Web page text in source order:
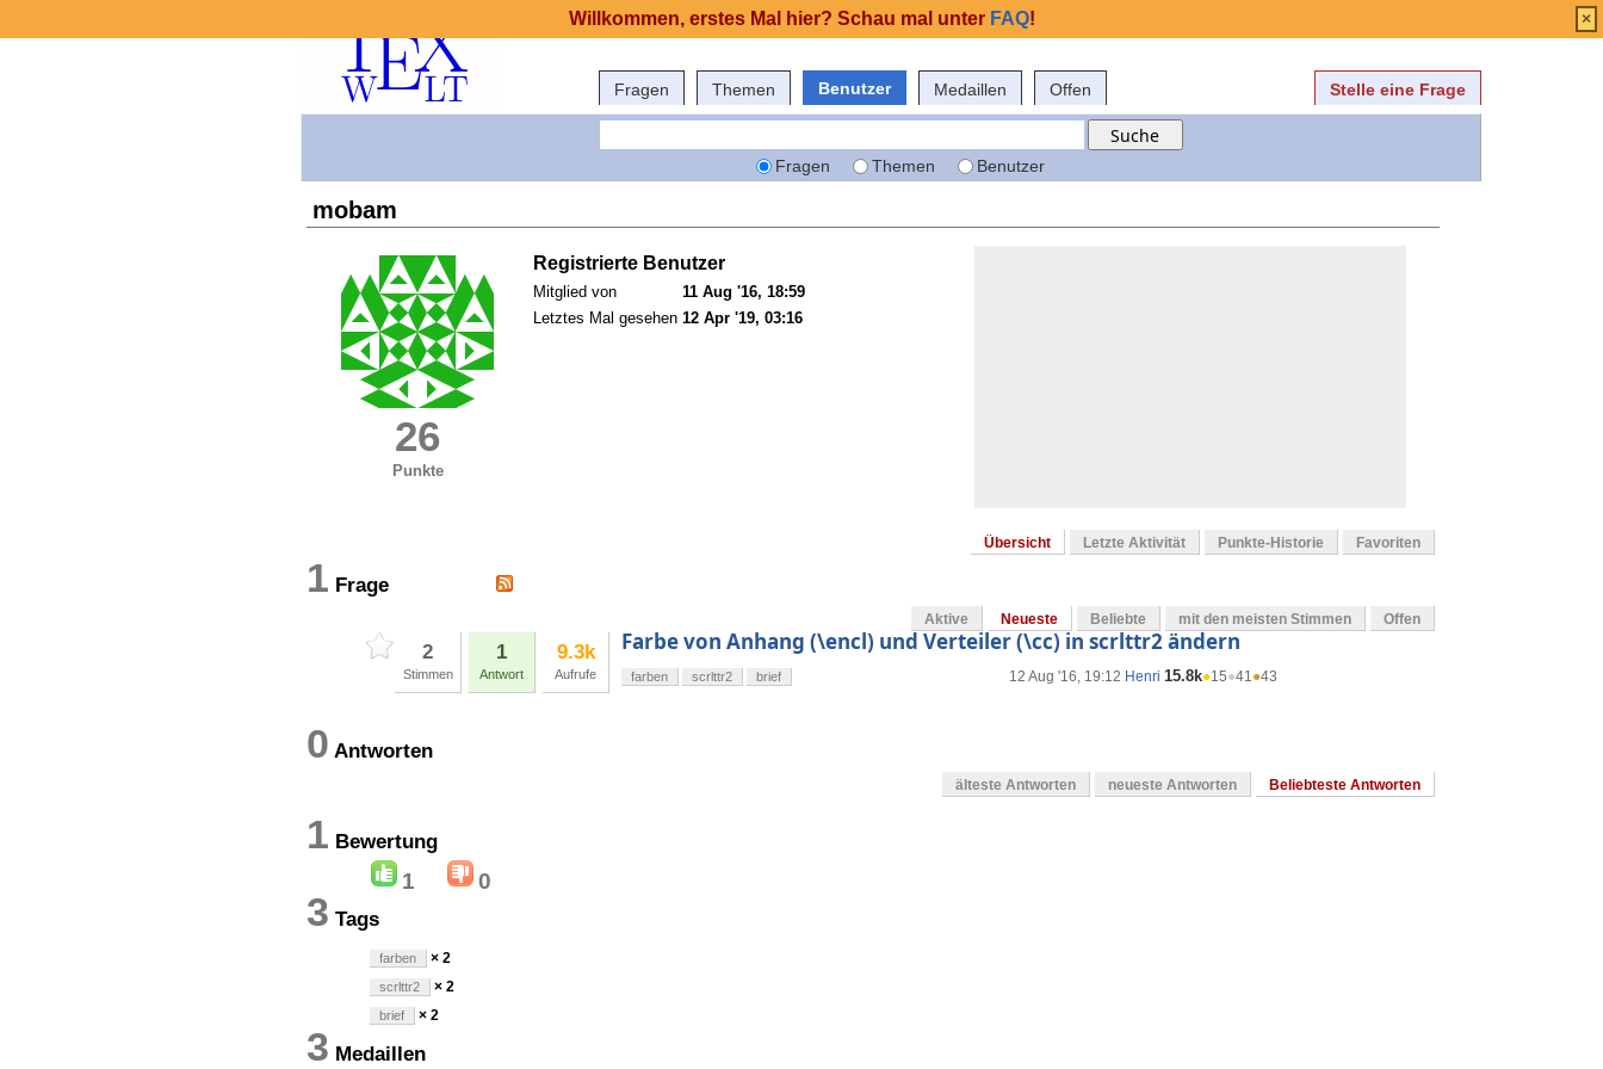
Fragen Themen Benutzer Medaillen Offen Stelle eine Frage
Fragen Themen Benutzer
mobam
26
Punkte
Registrierte Benutzer
Mitglied von
11 Aug '16, 18:59
Letztes Mal gesehen 12 Apr '19, 03:16
Übersicht Letzte Aktivität Punkte-Historie Favoriten
1 Frage
Aktive Neueste Beliebte mit den meisten Stimmen Offen
2
Stimmen
1
Antwort
9.3k
Aufrufe
Farbe von Anhang (\encl) und Verteiler (\cc) in scrlttr2 ändern
12 Aug '16, 19:12 Henri 15.8k●15●41●43
farben scrlttr2 brief
0 Antworten
älteste Antworten neueste Antworten Beliebteste Antworten
1 Bewertung
1 0
3 Tags
farben × 2
scrlttr2 × 2
brief × 2
3 Medaillen
Willkommen, erstes Mal hier? Schau mal unter FAQ! ×